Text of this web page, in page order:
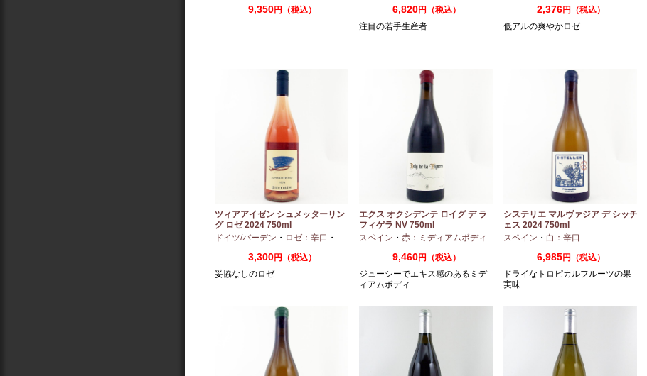
9,350円（税込） 6,820円（税込）
注目の若手生産者
2,376円（税込）
低アルの爽やかロゼ
ツィアアイゼン シュメッターリン
グ ロゼ 2024 750ml
ドイツ/バーデン ・ ロゼ：辛口 ・ ピノノワール
3,300円（税込）
妥協なしのロゼ
エクス オクシデンテ ロイグ デ ラ
フィゲラ NV 750ml
（2022/2023）
スペイン ・ 赤：ミディアムボディ
9,460円（税込）
ジューシーでエキス感のあるミデ
ィアムボディ
システリエ マルヴァジア デ シッチ
ェス 2024 750ml
スペイン ・ 白：辛口
6,985円（税込）
ドライなトロピカルフルーツの果
実味